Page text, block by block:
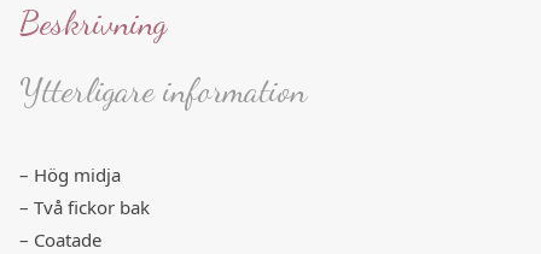
Beskrivning
Ytterligare information
– Hög midja
– Två fickor bak
– Coatade